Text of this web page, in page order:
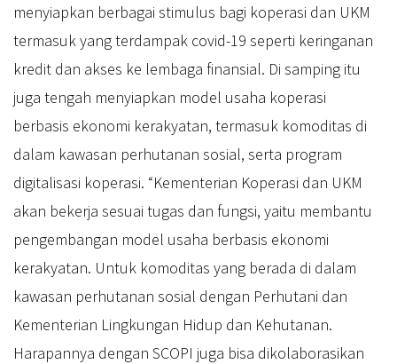
menyiapkan berbagai stimulus bagi koperasi dan UKM
termasuk yang terdampak covid-19 seperti keringanan
kredit dan akses ke lembaga finansial. Di samping itu
juga tengah menyiapkan model usaha koperasi
berbasis ekonomi kerakyatan, termasuk komoditas di
dalam kawasan perhutanan sosial, serta program
digitalisasi koperasi. “Kementerian Koperasi dan UKM
akan bekerja sesuai tugas dan fungsi, yaitu membantu
pengembangan model usaha berbasis ekonomi
kerakyatan. Untuk komoditas yang berada di dalam
kawasan perhutanan sosial dengan Perhutani dan
Kementerian Lingkungan Hidup dan Kehutanan.
Harapannya dengan SCOPI juga bisa dikolaborasikan